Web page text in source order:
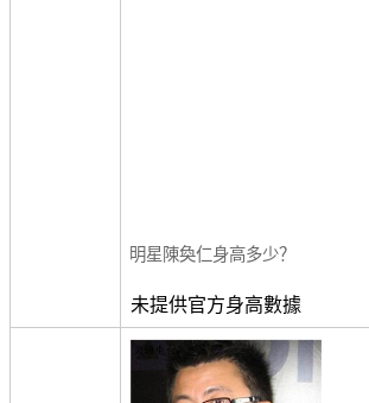
明星陳奐仁身高多少？
未提供官方身高數據